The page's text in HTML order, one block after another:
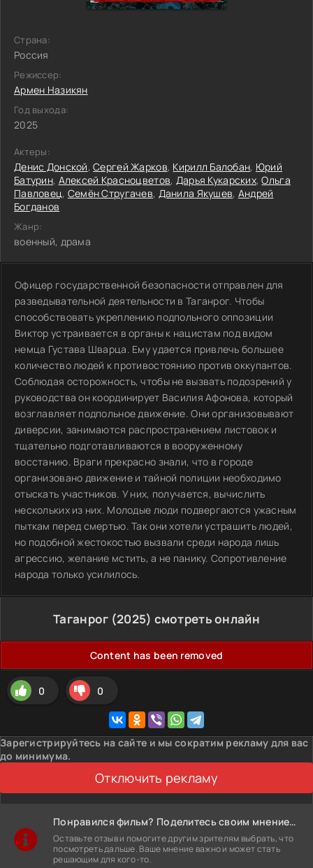
Страна:
Россия
Режиссер:
Армен Назикян
Год выхода:
2025
Актеры:
Денис Донской,Сергей Жарков, Кирилл Балобан, Юрий
Батурин, Алексей Красноцветов, Дарья Кукарских,Ольга
Павловец, Семён Стругачев, Данила Якушев, Андрей
Богданов
Жанр:
военный, драма
Офицер государственной безопасности отправлен для
разведывательной деятельности в Таганрог. Чтобы
способствовать укреплению подпольного оппозиции
Виктор устраивается в органы к нацистам под видом
немца Густава Шварца. Ему удается привлечь большее
количество людей к противостоянию против оккупантов.
Соблюдая осторожность, чтобы не вызвать подозрений у
руководства он координирует Василия Афонова, который
возглавляет подпольное движение. Они организовывают
диверсии, занимаются распространением листовок и
тщательно подготавливаются в вооруженному
восстанию. Враги прекрасно знали, что в городе
организовано движение и тайной полиции необходимо
отыскать участников. У них, получается, вычислить
нескольких из них. Молодые люди подвергаются ужасным
пыткам перед смертью. Так они хотели устрашить людей,
но подобной жестокостью вызвали среди народа лишь
агрессию, желание мстить, а не панику. Сопротивление
народа только усилилось.
Таганрог (2025) смотреть онлайн
Content has been removed
0 0
Зарегистрируйтесь на сайте и мы сократим рекламу для вас
до минимума.
Отключить рекламу
Понравился фильм? Поделитесь своим мнением!
Оставьте отзыв и помогите другим зрителям выбрать, что
посмотреть дальше. Ваше мнение важно и может стать
решающим для кого-то.